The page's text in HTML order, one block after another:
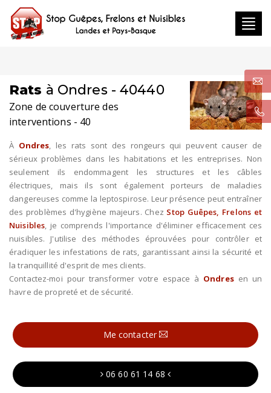
Rats à Ondres - 40440
Zone de couverture des
interventions - 40
À Ondres, les rats sont des rongeurs qui peuvent causer de
sérieux problèmes dans les habitations et les entreprises. Non
seulement ils endommagent les structures et les câbles
électriques, mais ils sont également porteurs de maladies
dangereuses comme la leptospirose. Leur présence peut entraîner
des problèmes d'hygiène majeurs. Chez Stop Guêpes, Frelons et
Nuisibles, je comprends l'importance d'éliminer efficacement ces
nuisibles. J'utilise des méthodes éprouvées pour contrôler et
éradiquer les infestations de rats, garantissant ainsi la sécurité et
la tranquillité d'esprit de mes clients.
Contactez-moi pour transformer votre espace à Ondresen un
havre de propreté et de sécurité.
Me contacter
06 60 61 14 68